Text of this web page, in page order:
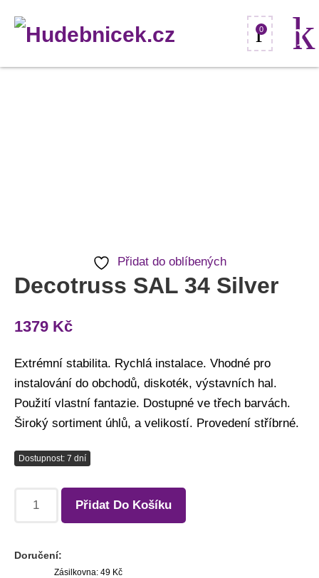
0
Přidat do oblíbených
Decotruss SAL 34 Silver
1379 Kč
Extrémní stabilita. Rychlá instalace. Vhodné pro
instalování do obchodů, diskoték, výstavních hal.
Použití vlastní fantazie. Dostupné ve třech barvách.
Široký sortiment úhlů, a velikostí. Provedení stříbrné.
Dostupnost: 7 dní
Přidat Do Košíku
Doručení:
Zásilkovna: 49 Kč